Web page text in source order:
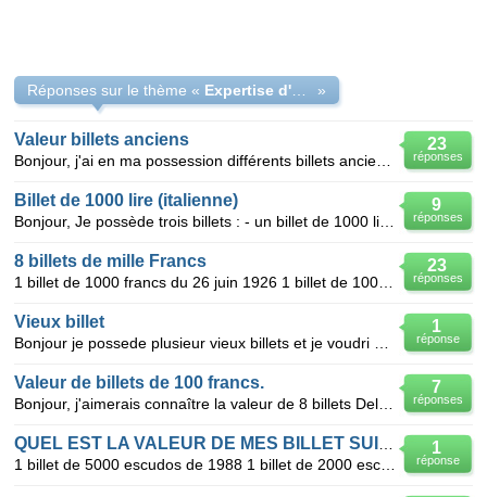
Réponses sur le thème « »
23
réponses
Valeur billets anciens
9
réponses
Billet de 1000 lire (italienne)
23
réponses
8 billets de mille Francs
1
réponse
Vieux billet
7
réponses
Valeur de billets de 100 francs.
1
réponse